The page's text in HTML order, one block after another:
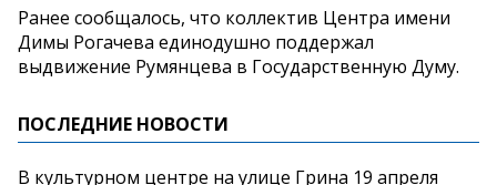
Ранее сообщалось, что коллектив Центра имени
Димы Рогачева единодушно поддержал
выдвижение Румянцева в Государственную Думу.
ПОСЛЕДНИЕ НОВОСТИ
В культурном центре на улице Грина 19 апреля